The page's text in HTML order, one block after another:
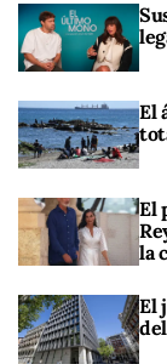
El
El
la
El